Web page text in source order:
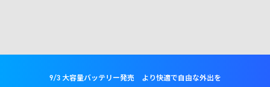
9/3 大容量バッテリー発売 より快適で自由な外出を